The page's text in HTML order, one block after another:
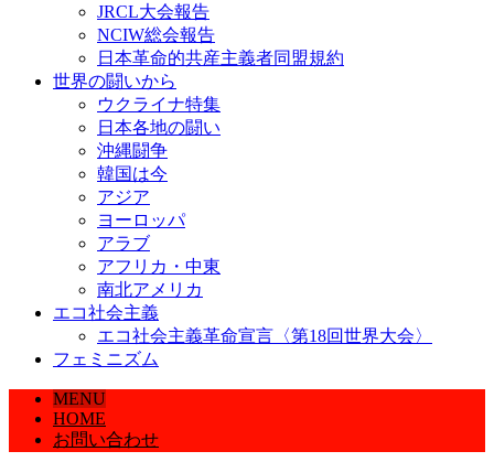
JRCL大会報告
NCIW総会報告
日本革命的共産主義者同盟規約
世界の闘いから
ウクライナ特集
日本各地の闘い
沖縄闘争
韓国は今
アジア
ヨーロッパ
アラブ
アフリカ・中東
南北アメリカ
エコ社会主義
エコ社会主義革命宣言〈第18回世界大会〉
フェミニズム
MENU
HOME
お問い合わせ